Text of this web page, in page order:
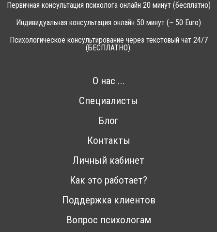
Первичная консультация психолога онлайн 20 минут (бесплатно)
Индивидуальная консультация онлайн 50 минут (~ 50 Euro)
Психологическое консультирование через текстовый чат 24/7
(БЕСПЛАТНО).
О нас ...
Специалисты
Блог
Контакты
Личный кабинет
Как это работает?
Поддержка клиентов
Вопрос психологам